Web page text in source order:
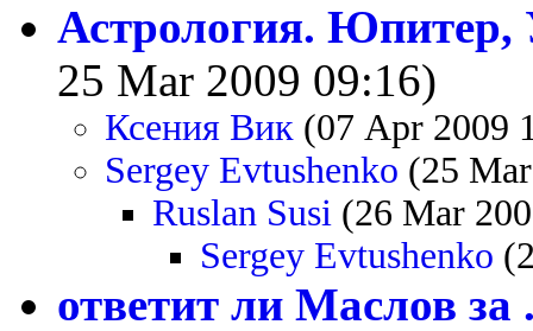
Астрология. Юпитер,
25 Mar 2009 09:16)
Ксения Вик (07 Apr 2009
Sergey Evtushenko (25
Ruslan Susi (26 Mar
Sergey Evtushenko
ответит ли Маслов за